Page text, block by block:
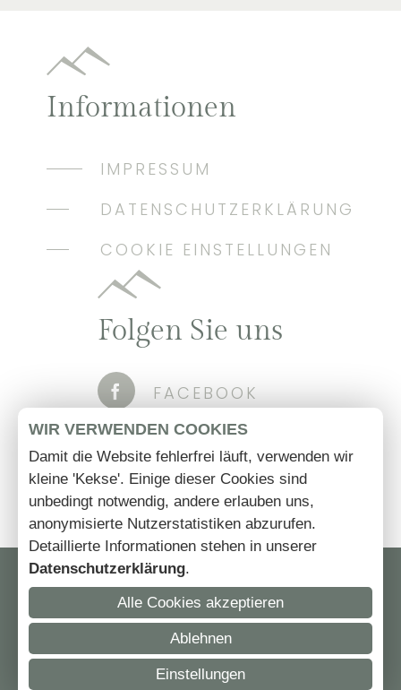
Informationen
IMPRESSUM
DATENSCHUTZERKLÄRUNG
COOKIE EINSTELLUNGEN
Folgen Sie uns
FACEBOOK
INSTAGRAM
HOLIDAYCHECK
WIR VERWENDEN COOKIES
Damit die Website fehlerfrei läuft, verwenden wir
kleine 'Kekse'. Einige dieser Cookies sind
unbedingt notwendig, andere erlauben uns,
anonymisierte Nutzerstatistiken abzurufen.
Detaillierte Informationen stehen in unserer
Datenschutzerklärung.
Alle Cookies akzeptieren
Ablehnen
Einstellungen